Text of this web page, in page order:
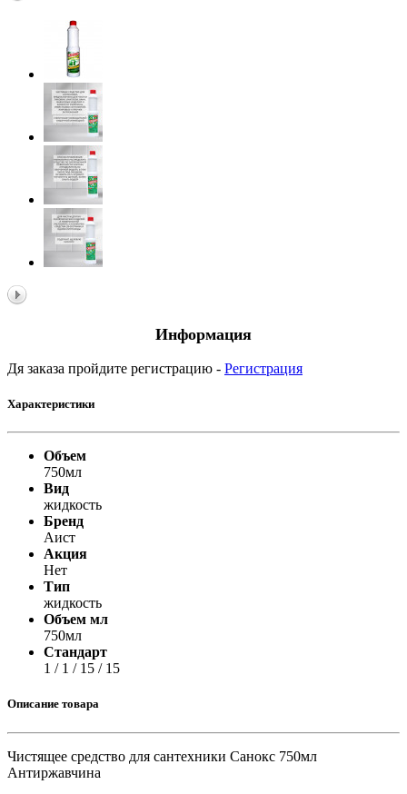
Информация
Дя заказа пройдите регистрацию - Регистрация
Характеристики
Объем
750мл
Вид
жидкость
Бренд
Аист
Акция
Нет
Тип
жидкость
Объем мл
750мл
Стандарт
1 / 1 / 15 / 15
Описание товара
Чистящее средство для сантехники Санокс 750мл
Антиржавчина